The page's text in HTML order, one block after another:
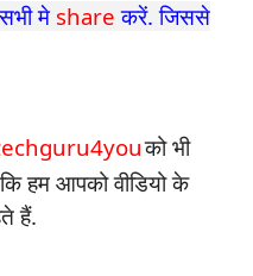
मे share करें. जिससे
को भी
हम आपको वीडियो के
हैं.